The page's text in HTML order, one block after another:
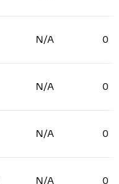
N/A 0
N/A 0
N/A 0
N/A 0